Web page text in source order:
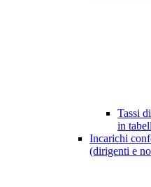
Tassi
in
Incarichi
(dirigenti e